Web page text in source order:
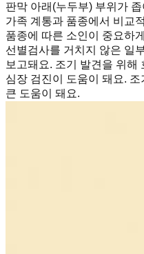
판막 아래(누두부) 부위가
가족 계통과 품종에서 비교
품종에 따른 소인이 중요하
선별검사를 거치지 않은 일
보고돼요. 조기 발견을 위해
심장 검진이 도움이 돼요.
큰 도움이 돼요.